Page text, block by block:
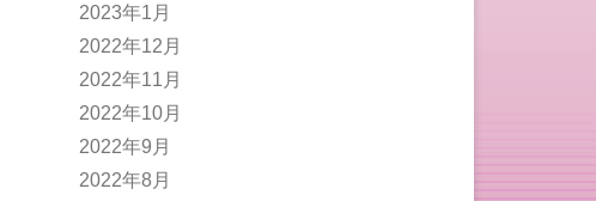
2023年1月
2022年12月
2022年11月
2022年10月
2022年9月
2022年8月